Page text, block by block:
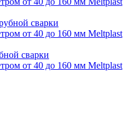
сварки
от 40 до 160 мм Meltplast